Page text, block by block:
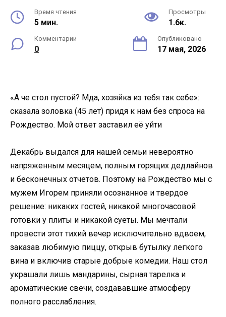
Время чтения
5 мин.
Просмотры
1.6к.
Комментарии
0
Опубликовано
17 мая, 2026
«А че стол пустой? Мда, хозяйка из тебя так себе»:
сказала золовка (45 лет) придя к нам без спроса на
Рождество. Мой ответ заставил её уйти
Декабрь выдался для нашей семьи невероятно
напряженным месяцем, полным горящих дедлайнов
и бесконечных отчетов. Поэтому на Рождество мы с
мужем Игорем приняли осознанное и твердое
решение: никаких гостей, никакой многочасовой
готовки у плиты и никакой суеты. Мы мечтали
провести этот тихий вечер исключительно вдвоем,
заказав любимую пиццу, открыв бутылку легкого
вина и включив старые добрые комедии. Наш стол
украшали лишь мандарины, сырная тарелка и
ароматические свечи, создававшие атмосферу
полного расслабления.